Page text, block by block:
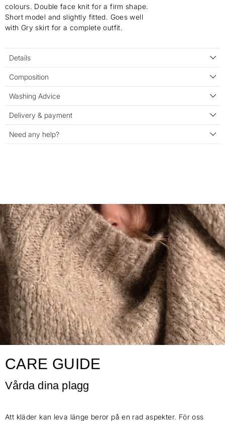
colours. Double face knit for a firm shape.
Short model and slightly fitted. Goes well
with Gry skirt for a complete outfit.
Details
Composition
Washing Advice
Delivery & payment
Need any help?
CARE GUIDE
Vårda dina plagg
Att kläder kan leva länge beror på en rad aspekter. För oss